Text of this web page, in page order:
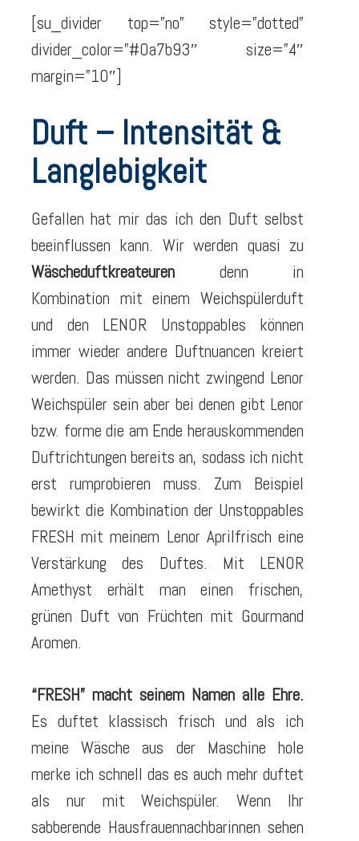
[su_divider top=”no” style=”dotted”
divider_color=”#0a7b93″ size=”4″
margin=”10″]
Duft – Intensität &
Langlebigkeit
Gefallen hat mir das ich den Duft selbst
beeinflussen kann. Wir werden quasi zu
Wäscheduftkreateuren denn in
Kombination mit einem Weichspülerduft
und den LENOR Unstoppables können
immer wieder andere Duftnuancen kreiert
werden. Das müssen nicht zwingend Lenor
Weichspüler sein aber bei denen gibt Lenor
bzw. forme die am Ende herauskommenden
Duftrichtungen bereits an, sodass ich nicht
erst rumprobieren muss. Zum Beispiel
bewirkt die Kombination der Unstoppables
FRESH mit meinem Lenor Aprilfrisch eine
Verstärkung des Duftes. Mit LENOR
Amethyst erhält man einen frischen,
grünen Duft von Früchten mit Gourmand
Aromen.
“FRESH” macht seinem Namen alle Ehre.
Es duftet klassisch frisch und als ich
meine Wäsche aus der Maschine hole
merke ich schnell das es auch mehr duftet
als nur mit Weichspüler. Wenn Ihr
sabberende Hausfrauennachbarinnen sehen